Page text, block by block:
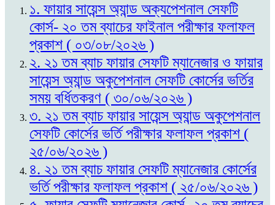
১. ফায়ার সায়েন্স অ্যান্ড অক্যপেশনাল সেফটি
কোর্স- ২০ তম ব্যাচের ফাইনাল পরীক্ষার ফলাফল
প্রকাশ ( ০৩/০৮/২০২৬ )
২. ২১ তম ব্যাচ ফায়ার সেফটি ম্যানেজার ও ফায়ার
সায়েন্স অ্যান্ড অকুপেশনাল সেফটি কোর্সের ভর্তির
সময় বর্ধিতকরণ ( ৩০/০৬/২০২৬ )
৩. ২১ তম ব্যাচ ফায়ার সায়েন্স অ্যান্ড অকুপেশনাল
সেফটি কোর্সের ভর্তি পরীক্ষার ফলাফল প্রকাশ (
২৫/০৬/২০২৬ )
৪. ২১ তম ব্যাচ ফায়ার সেফটি ম্যানেজার কোর্সের
ভর্তি পরীক্ষার ফলাফল প্রকাশ ( ২৫/০৬/২০২৬ )